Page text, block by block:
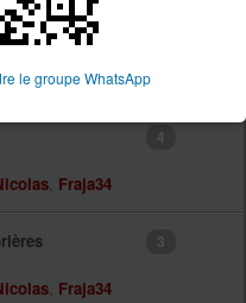
le groupe WhatsApp
,Fraja34
, Fraja34
4
, Fraja34
3